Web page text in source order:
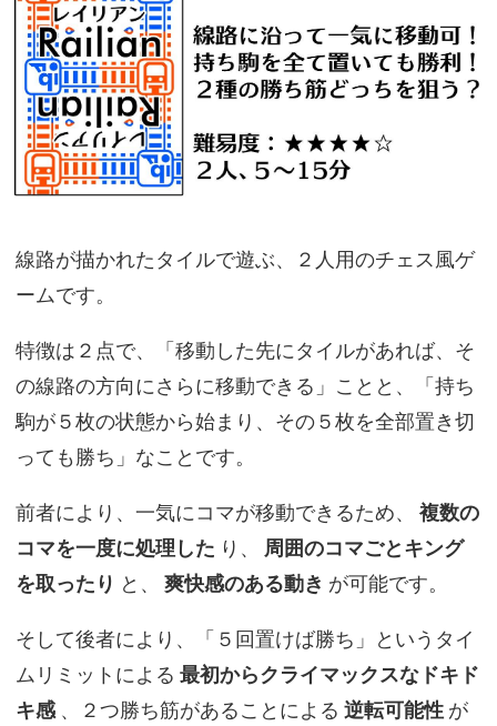
線路が描かれたタイルで遊ぶ、２人用のチェス風ゲ
ームです。
特徴は２点で、「移動した先にタイルがあれば、そ
の線路の方向にさらに移動できる」ことと、「持ち
駒が５枚の状態から始まり、その５枚を全部置き切
っても勝ち」なことです。
前者により、一気にコマが移動できるため、
複数の
コマを一度に処理した り、
周囲のコマごとキング
を取ったり と、 爽快感のある動き が可能です。
そして後者により、「５回置けば勝ち」というタイ
ムリミットによる 最初からクライマックスなドキド
キ感 、２つ勝ち筋があることによる 逆転可能性 が